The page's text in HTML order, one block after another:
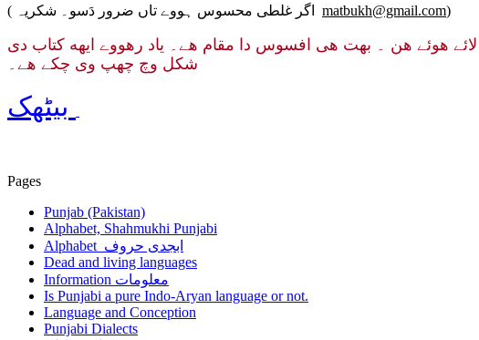
matbukh@gmail.com)
لائے هوئے هن ۔ بهت هی افسوس دا مقام هے۔ یاد رهووے ایهه کتاب دی
شکل وچ چھپ وی چکے هے۔
Pages
Punjab (Pakistan)
Alphabet, Shahmukhi Punjabi
Alphabet ابجدی حروف
Dead and living languages
Information معلومات
Is Punjabi a pure Indo-Aryan language or not.
Language and Conception
Punjabi Dialects